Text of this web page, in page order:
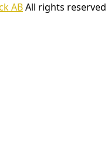
ABAll rights reserved